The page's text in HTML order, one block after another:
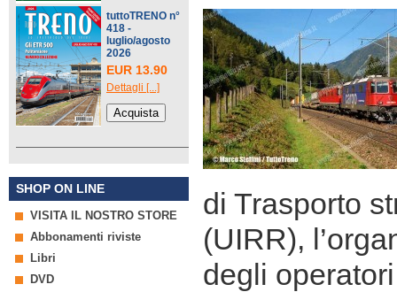
tuttoTRENO n°
418 -
luglio/agosto
2026
EUR 13.90
Dettagli [...]
SHOP ON LINE
VISITA IL NOSTRO STORE
Abbonamenti riviste
Libri
DVD
di Trasporto
(UIRR),
degli